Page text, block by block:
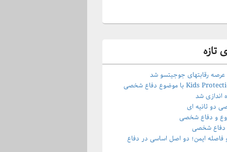
تازه
سایت Kids Protection با موضوع دفاع شخصی
اندازی شد
دو ثانیه ای
و دفاع شخصی
دفاع شخصی
ایمن؛ دو اصل اساسی در دفاع